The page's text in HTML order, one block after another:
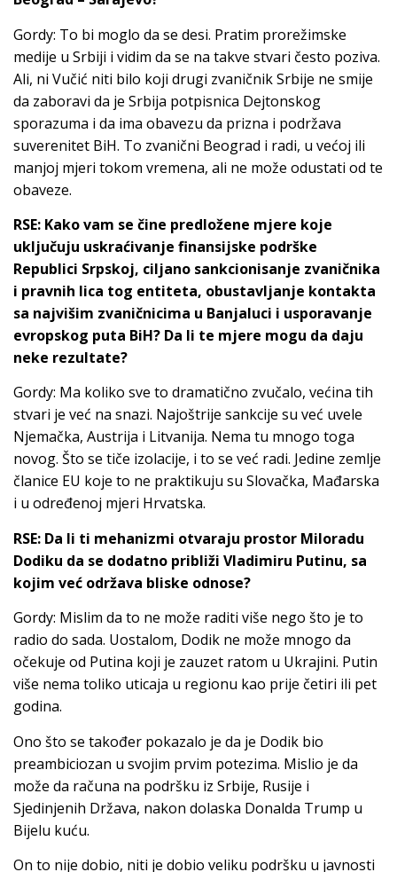
Gordy: To bi moglo da se desi. Pratim prorežimske
medije u Srbiji i vidim da se na takve stvari često poziva.
Ali, ni Vučić niti bilo koji drugi zvaničnik Srbije ne smije
da zaboravi da je Srbija potpisnica Dejtonskog
sporazuma i da ima obavezu da prizna i podržava
suverenitet BiH. To zvanični Beograd i radi, u većoj ili
manjoj mjeri tokom vremena, ali ne može odustati od te
obaveze.
RSE: Kako vam se čine predložene mjere koje
uključuju uskraćivanje finansijske podrške
Republici Srpskoj, ciljano sankcionisanje zvaničnika
i pravnih lica tog entiteta, obustavljanje kontakta
sa najvišim zvaničnicima u Banjaluci i usporavanje
evropskog puta BiH? Da li te mjere mogu da daju
neke rezultate?
Gordy: Ma koliko sve to dramatično zvučalo, većina tih
stvari je već na snazi. Najoštrije sankcije su već uvele
Njemačka, Austrija i Litvanija. Nema tu mnogo toga
novog. Što se tiče izolacije, i to se već radi. Jedine zemlje
članice EU koje to ne praktikuju su Slovačka, Mađarska
i u određenoj mjeri Hrvatska.
RSE: Da li ti mehanizmi otvaraju prostor Miloradu
Dodiku da se dodatno približi Vladimiru Putinu, sa
kojim već održava bliske odnose?
Gordy: Mislim da to ne može raditi više nego što je to
radio do sada. Uostalom, Dodik ne može mnogo da
očekuje od Putina koji je zauzet ratom u Ukrajini. Putin
više nema toliko uticaja u regionu kao prije četiri ili pet
godina.
Ono što se također pokazalo je da je Dodik bio
preambiciozan u svojim prvim potezima. Mislio je da
može da računa na podršku iz Srbije, Rusije i
Sjedinjenih Država, nakon dolaska Donalda Trump u
Bijelu kuću.
On to nije dobio, niti je dobio veliku podršku u javnosti